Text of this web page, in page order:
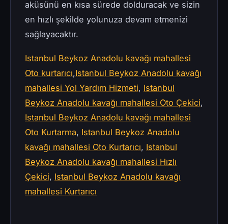
aküsünü en kısa sürede dolduracak ve sizin
en hızlı şekilde yolunuza devam etmenizi
sağlayacaktır.
Istanbul Beykoz Anadolu kavağı mahallesi
Oto kurtarıcı,Istanbul Beykoz Anadolu kavağı
mahallesi Yol Yardım Hizmeti, Istanbul
Beykoz Anadolu kavağı mahallesi Oto Çekici,
Istanbul Beykoz Anadolu kavağı mahallesi
Oto Kurtarma, Istanbul Beykoz Anadolu
kavağı mahallesi Oto Kurtarıcı, Istanbul
Beykoz Anadolu kavağı mahallesi Hızlı
Çekici, Istanbul Beykoz Anadolu kavağı
mahallesi Kurtarıcı